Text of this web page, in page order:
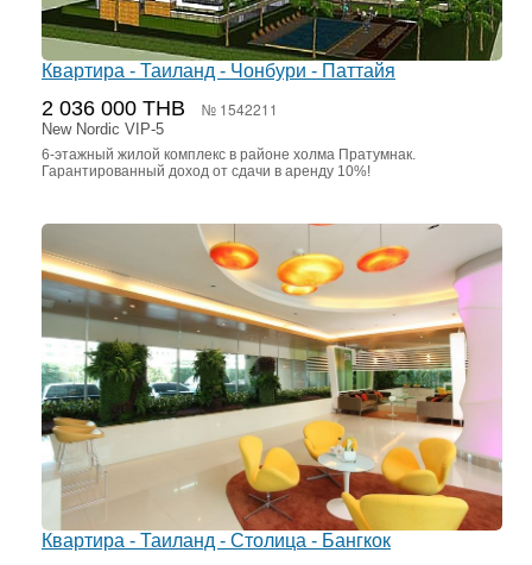
Квартира - Таиланд - Чонбури - Паттайя
2 036 000 THB № 1542211
New Nordic VIP-5
6-этажный жилой комплекс в районе холма Пратумнак.
Гарантированный доход от сдачи в аренду 10%!
Квартира - Таиланд - Столица - Бангкок